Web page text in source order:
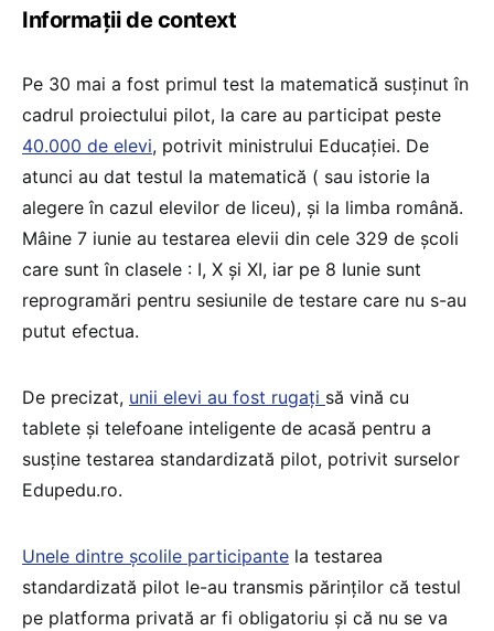
Informații de context
Pe 30 mai a fost primul test la matematică susținut în
cadrul proiectului pilot, la care au participat peste
40.000 de elevi, potrivit ministrului Educației. De
atunci au dat testul la matematică ( sau istorie la
alegere în cazul elevilor de liceu), și la limba română.
Mâine 7 iunie au testarea elevii din cele 329 de școli
care sunt în clasele : I, X și XI, iar pe 8 Iunie sunt
reprogramări pentru sesiunile de testare care nu s-au
putut efectua.
De precizat, unii elevi au fost rugați să vină cu
tablete și telefoane inteligente de acasă pentru a
susține testarea standardizată pilot, potrivit surselor
Edupedu.ro.
Unele dintre școlile participante la testarea
standardizată pilot le-au transmis părinților că testul
pe platforma privată ar fi obligatoriu și că nu se va